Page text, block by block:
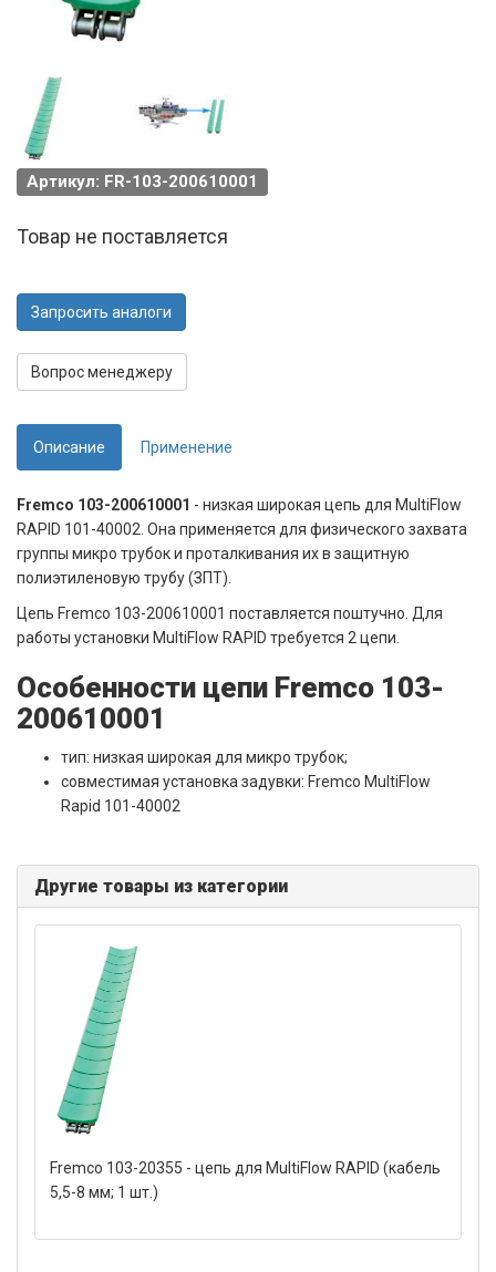
Артикул: FR-103-200610001
Товар не поставляется
Запросить аналоги
Вопрос менеджеру
Описание Применение
Fremco 103-200610001 - низкая широкая цепь для MultiFlow
RAPID 101-40002. Она применяется для физического захвата
группы микро трубок и проталкивания их в защитную
полиэтиленовую трубу (ЗПТ).
Цепь Fremco 103-200610001 поставляется поштучно. Для
работы установки MultiFlow RAPID требуется 2 цепи.
Особенности цепи Fremco 103-
200610001
тип: низкая широкая для микро трубок;
совместимая установка задувки: Fremco MultiFlow
Rapid 101-40002
Другие товары из категории
Fremco 103-20355 - цепь для MultiFlow RAPID (кабель
5,5-8 мм; 1 шт.)